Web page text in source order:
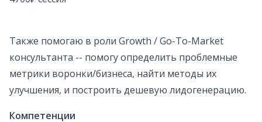
Также помогаю в роли Growth / Go-To-Market
консультанта -- помогу определить проблемные
метрики воронки/бизнеса, найти методы их
улучшения, и построить дешевую лидогенерацию.
Компетенции